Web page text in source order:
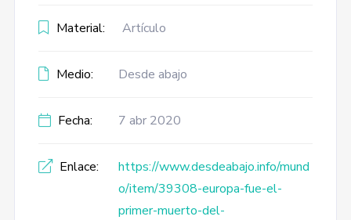
Material: Artículo
Medio: Desde abajo
Fecha: 7 abr 2020
Enlace:
https://www.desdeabajo.info/mund
o/item/39308-europa-fue-el-
primer-muerto-del-